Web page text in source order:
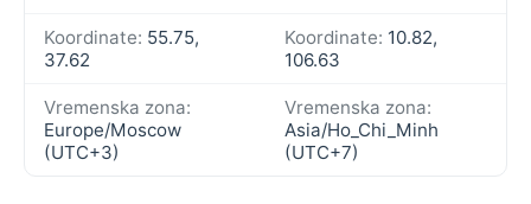
Koordinate: 55.75,
37.62
Koordinate: 10.82,
106.63
Vremenska zona:
Europe/Moscow
(UTC+3)
Vremenska zona:
Asia/Ho_Chi_Minh
(UTC+7)